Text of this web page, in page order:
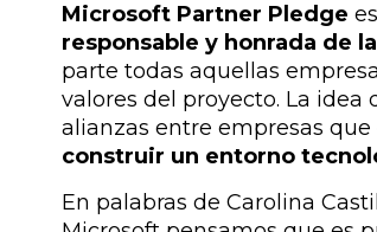
Microsoft Partner Pledge
responsable y honrada de
parte todas aquellas
valores del proyecto. La
alianzas entre empresas
construir un entorno
En palabras de Carolina